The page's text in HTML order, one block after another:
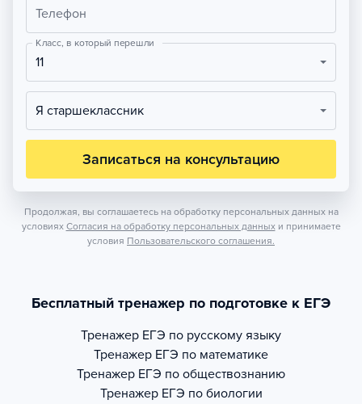
Телефон
Класс, в который перешли
11
Я старшеклассник
Записаться на консультацию
Продолжая, вы соглашаетесь на обработку персональных данных на
условиях Согласия на обработку персональных данных и принимаете
условия Пользовательского соглашения.
Бесплатный тренажер по подготовке к ЕГЭ
Тренажер ЕГЭ по русскому языку
Тренажер ЕГЭ по математике
Тренажер ЕГЭ по обществознанию
Тренажер ЕГЭ по биологии